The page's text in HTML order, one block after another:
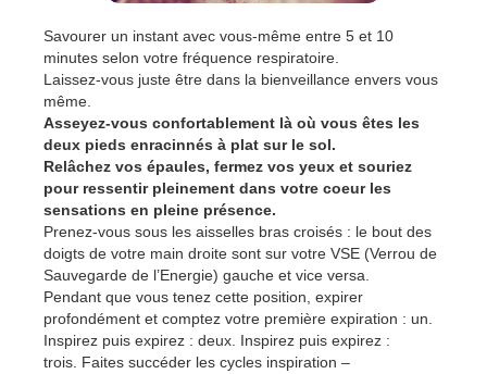
Savourer un instant avec vous-même entre 5 et 10
minutes selon votre fréquence respiratoire.
Laissez-vous juste être dans la bienveillance envers vous
même.
Asseyez-vous confortablement là où vous êtes les
deux pieds enracinnés à plat sur le sol.
Relâchez vos épaules, fermez vos yeux et souriez
pour ressentir pleinement dans votre coeur les
sensations en pleine présence.
Prenez-vous sous les aisselles bras croisés : le bout des
doigts de votre main droite sont sur votre VSE (Verrou de
Sauvegarde de l’Energie) gauche et vice versa.
Pendant que vous tenez cette position, expirer
profondément et comptez votre première expiration : un.
Inspirez puis expirez : deux. Inspirez puis expirez :
trois. Faites succéder les cycles inspiration –